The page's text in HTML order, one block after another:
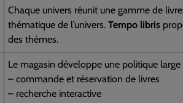
Chaque univers réunit une gamme de
thématique de l’univers. Tempo libris
des thèmes.
Le magasin développe une politique
– commande et réservation de livres
– recherche interactive